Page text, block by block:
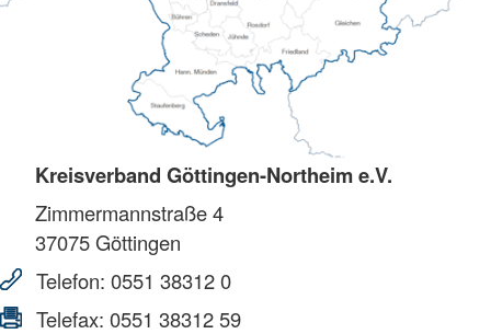
Kreisverband Göttingen-Northeim e.V.
Zimmermannstraße 4
37075Göttingen
Telefon: 0551 38312 0
Telefax: 0551 38312 59